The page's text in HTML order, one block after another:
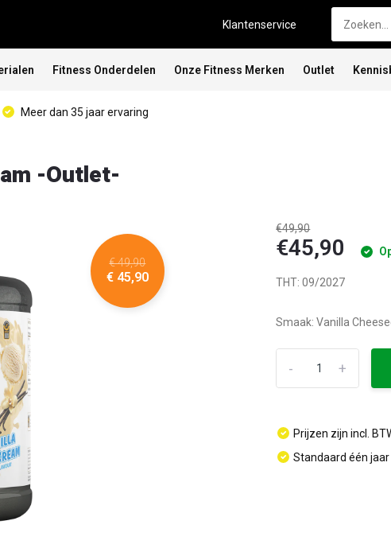
Klantenservice
Fitness Onderdelen Onze Fitness Merken Outlet
Meer dan 35 jaar ervaring
-Outlet-
€ 49,90
€ 45,90
€49,90
€45,90
THT: 09/2027
Smaak: Vanilla
+
-
Prijzen zijn incl.
Standaard één